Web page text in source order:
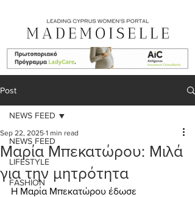
Post
NEWS FEED
LIFESTYLE
FASHION
NEWS FEED
Μαρία Μπεκατώρου: Μιλά
για την μητρότητα
Sep 22, 2025 1 min read
Η Μαρία Μπεκατώρου έδωσε